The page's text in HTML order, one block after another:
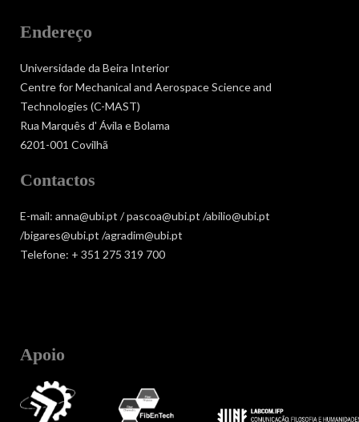
Endereço
Universidade da Beira Interior
Centre for Mechanical and Aerospace Science and
Technologies (C-MAST)
Rua Marquês d' Ávila e Bolama
6201-001 Covilhã
Contactos
E-mail: anna@ubi.pt / pascoa@ubi.pt /abilio@ubi.pt
/bigares@ubi.pt /agradim@ubi.pt
Telefone: + 351 275 319 700
Apoio